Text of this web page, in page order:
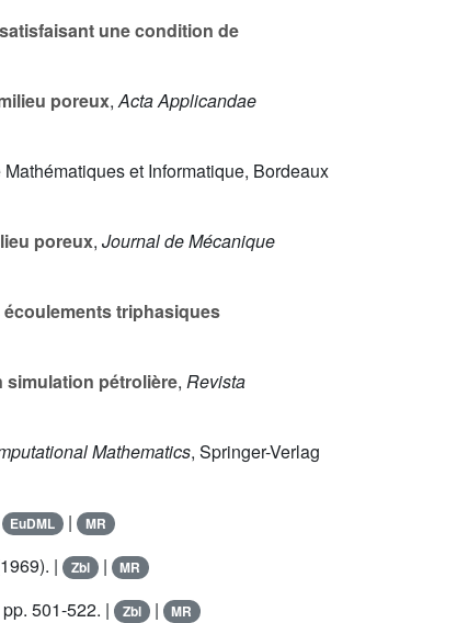
une condition de
poreux,Acta Applicandae
Mathématiques et Informatique, Bordeaux
poreux, Journal de Mécanique
triphasiques
simulation pétrolière, Revista
Mathematics, Springer-Verlag
EuDML | MR
| Zbl | MR
501-522. | Zbl | MR